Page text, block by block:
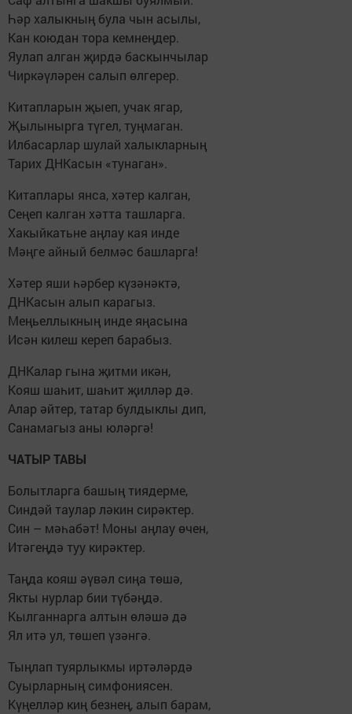
Һәр халыкның була чын асылы,
Кан коюдан тора кемнеңдер.
Яулап алган җирдә баскынчылар
Чиркәүләрен салып өлгерер.
Китапларын җыеп, учак ягар,
Җылынырга түгел, туңмаган.
Илбасарлар шулай халыкларның
Тарих ДНКасын «тунаган».
Китаплары янса, хәтер калган,
Сеңеп калган хәтта ташларга.
Хакыйкатьне аңлау кая инде
Мәңге айный белмәс башларга!
Хәтер яши һәрбер күзәнәктә,
ДНКасын алып карагыз.
Меңьеллыкның инде яңасына
Исән килеш кереп барабыз.
ДНКалар гына җитми икән,
Кояш шаһит, шаһит җилләр дә.
Алар әйтер, татар булдыклы дип,
Санамагыз аны юләргә!
ЧАТЫР ТАВЫ
Болытларга башың тиядерме,
Синдәй таулар ләкин сирәктер.
Син – мәһабәт! Моны аңлау өчен,
Итәгеңдә туу кирәктер.
Таңда кояш әүвәл сиңа төшә,
Якты нурлар бии түбәңдә.
Кылганнарга алтын өләшә дә
Ял итә ул, төшеп үзәнгә.
Тыңлап туярлыкмы иртәләрдә
Суырларның симфониясен.
Күңелләр киң безнең, алып барам,